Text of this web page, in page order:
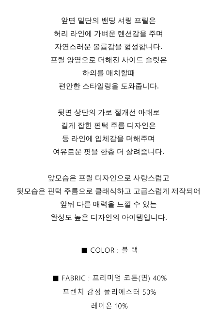
앞면 밑단의 밴딩 셔링 프릴은
허리 라인에 가벼운 텐션감을 주며
자연스러운 볼륨감을 형성합니다.
프릴 양옆으로 더해진 사이드 슬릿은
하의를 매치할때
편안한 스타일링을 도와줍니다.
뒷면 상단의 가로 절개선 아래로
길게 잡힌 핀턱 주름 디자인은
등 라인에 입체감을 더해주며
여유로운 핏을 한층 더 살려줍니다.
앞모습은 프릴 디자인으로 사랑스럽고
뒷모습은 핀턱 주름으로 클래식하고 고급스럽게 제작되어
앞뒤 다른 매력을 느낄 수 있는